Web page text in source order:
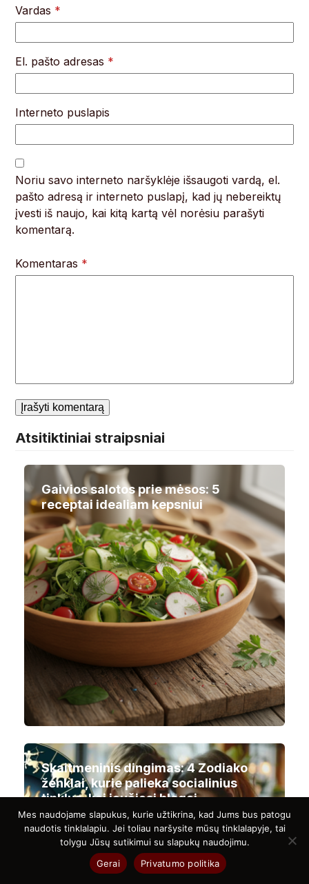
Vardas *
El. pašto adresas *
Interneto puslapis
Noriu savo interneto naršyklėje išsaugoti vardą, el.
pašto adresą ir interneto puslapį, kad jų nebereiktų
įvesti iš naujo, kai kitą kartą vėl norėsiu parašyti
komentarą.
Komentaras *
Atsitiktiniai straipsniai
Gaivios salotos prie mėsos: 5
receptai idealiam kepsniui
Skaitmeninis dingimas: 4 Zodiako
ženklai, kurie palieka socialinius
tinklus, kai jaučiasi blogai
Mes naudojame slapukus, kurie užtikrina, kad Jums bus patogu
naudotis tinklalapiu. Jei toliau naršysite mūsų tinklalapyje, tai
tolygu Jūsų sutikimui su slapukų naudojimu.
Gerai
Privatumo politika